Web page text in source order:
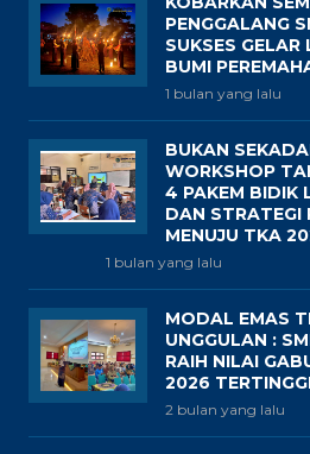
PENGGALANG
SUKSES
BUMI
1 bulan yang lalu
BUKAN
WORKSHOP
4 PAKEM BIDIK
DAN STRATEGI
MENUJU TKA
1 bulan yang lalu
MODAL EMAS
UNGGULAN :
RAIH NILAI
2026
2 bulan yang lalu